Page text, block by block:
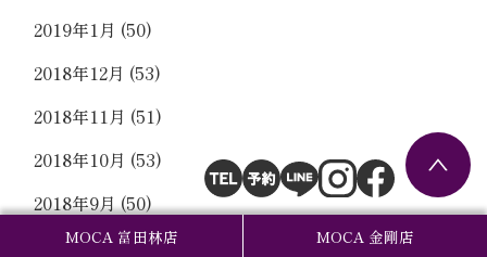
MOCA 富田林店 MOCA 金剛店
2019年1月 (50)
2018年12月 (53)
2018年11月 (51)
2018年10月 (53)
2018年9月(50)
2018年8月 (51)